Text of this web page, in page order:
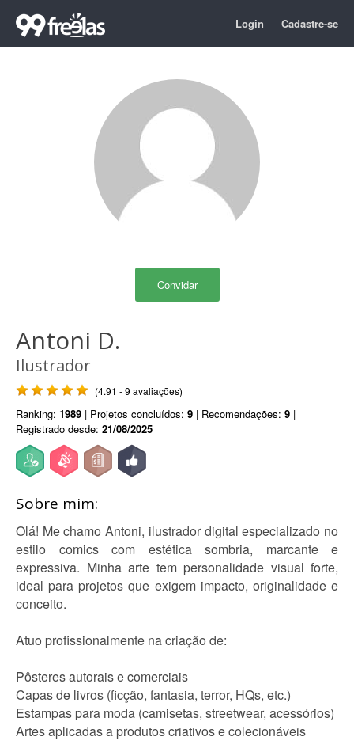
Login Cadastre-se
Convidar
Antoni D.
Ilustrador
(4.91 - 9 avaliações)
Ranking: 1989 | Projetos concluídos: 9 | Recomendações: 9 |
Registrado desde: 21/08/2025
Sobre mim:
Olá! Me chamo Antoni, ilustrador digital especializado no
estilo comics com estética sombria, marcante e
expressiva. Minha arte tem personalidade visual forte,
ideal para projetos que exigem impacto, originalidade e
conceito.
Atuo profissionalmente na criação de:
Pôsteres autorais e comerciais
Capas de livros (ficção, fantasia, terror, HQs, etc.)
Estampas para moda (camisetas, streetwear, acessórios)
Artes aplicadas a produtos criativos e colecionáveis